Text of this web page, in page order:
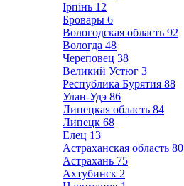
Ірпінь 12
Бровары 6
Вологодская область 92
Вологда 48
Череповец 38
Великий Устюг 3
Республика Бурятия 88
Улан-Удэ 86
Липецкая область 84
Липецк 68
Елец 13
Астраханская область 80
Астрахань 75
Ахтубинск 2